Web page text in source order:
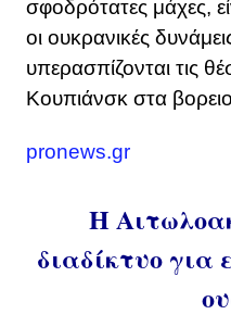
σφοδρότατες μάχες,
οι ουκρανικές
υπερασπίζονται τις
Κουπιάνσκ στα
pronews.gr
Η
διαδίκτυο για